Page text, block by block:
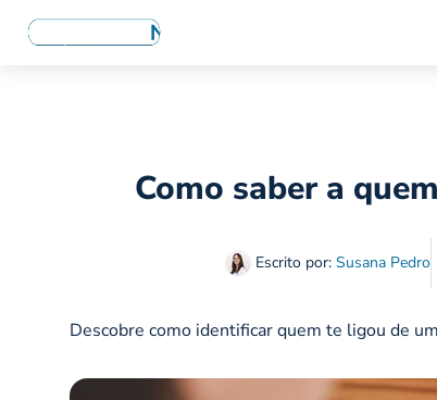
Como saber a
Escrito por: Susana Pedro
Descobre como identificar quem te ligou de